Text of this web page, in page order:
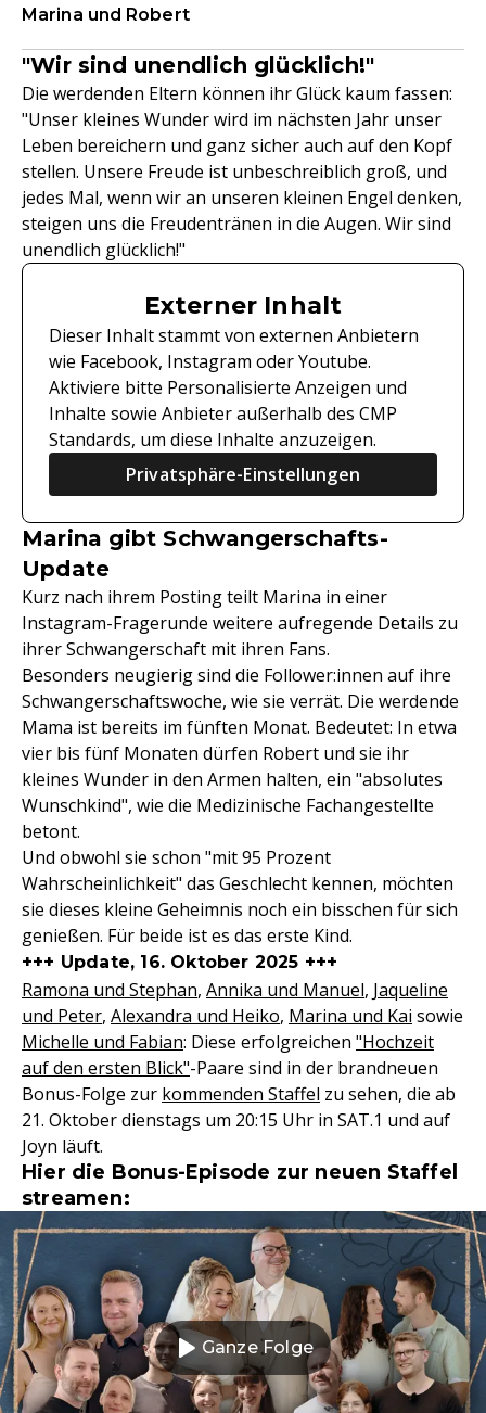
Marina und Robert
"Wir sind unendlich glücklich!"
Die werdenden Eltern können ihr Glück kaum fassen:
"Unser kleines Wunder wird im nächsten Jahr unser
Leben bereichern und ganz sicher auch auf den Kopf
stellen. Unsere Freude ist unbeschreiblich groß, und
jedes Mal, wenn wir an unseren kleinen Engel denken,
steigen uns die Freudentränen in die Augen. Wir sind
unendlich glücklich!"
Externer Inhalt
Dieser Inhalt stammt von externen Anbietern
wie Facebook, Instagram oder Youtube.
Aktiviere bitte Personalisierte Anzeigen und
Inhalte sowie Anbieter außerhalb des CMP
Standards, um diese Inhalte anzuzeigen.
Privatsphäre-Einstellungen
Marina gibt Schwangerschafts-
Update
Kurz nach ihrem Posting teilt Marina in einer
Instagram-Fragerunde weitere aufregende Details zu
ihrer Schwangerschaft mit ihren Fans.
Besonders neugierig sind die Follower:innen auf ihre
Schwangerschaftswoche, wie sie verrät. Die werdende
Mama ist bereits im fünften Monat. Bedeutet: In etwa
vier bis fünf Monaten dürfen Robert und sie ihr
kleines Wunder in den Armen halten, ein "absolutes
Wunschkind", wie die Medizinische Fachangestellte
betont.
Und obwohl sie schon "mit 95 Prozent
Wahrscheinlichkeit" das Geschlecht kennen, möchten
sie dieses kleine Geheimnis noch ein bisschen für sich
genießen. Für beide ist es das erste Kind.
+++ Update, 16. Oktober 2025 +++
Ramona und Stephan, Annika und Manuel, Jaqueline
und Peter, Alexandra und Heiko, Marina und Kai sowie
Michelle und Fabian: Diese erfolgreichen "Hochzeit
auf den ersten Blick"-Paare sind in der brandneuen
Bonus-Folge zur kommenden Staffel zu sehen, die ab
21. Oktober dienstags um 20:15 Uhr in SAT.1 und auf
Joyn läuft.
Hier die Bonus-Episode zur neuen Staffel
streamen:
Ganze Folge